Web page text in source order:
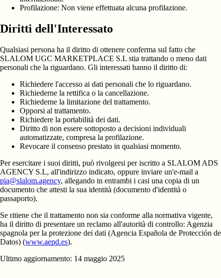
Profilazione: Non viene effettuata alcuna profilazione.
Diritti dell'Interessato
Qualsiasi persona ha il diritto di ottenere conferma sul fatto che
SLALOM UGC MARKETPLACE S.L stia trattando o meno dati
personali che la riguardano. Gli interessati hanno il diritto di:
Richiedere l'accesso ai dati personali che lo riguardano.
Richiederne la rettifica o la cancellazione.
Richiederne la limitazione del trattamento.
Opporsi al trattamento.
Richiedere la portabilità dei dati.
Diritto di non essere sottoposto a decisioni individuali
automatizzate, compresa la profilazione.
Revocare il consenso prestato in qualsiasi momento.
Per esercitare i suoi diritti, può rivolgersi per iscritto a SLALOM ADS
AGENCY S.L, all'indirizzo indicato, oppure inviare un'e-mail a
pia@slalom.agency, allegando in entrambi i casi una copia di un
documento che attesti la sua identità (documento d'identità o
passaporto).
Se ritiene che il trattamento non sia conforme alla normativa vigente,
ha il diritto di presentare un reclamo all'autorità di controllo: Agenzia
spagnola per la protezione dei dati (Agencia Española de Protección de
Datos) (www.aepd.es).
Ultimo aggiornamento: 14 maggio 2025